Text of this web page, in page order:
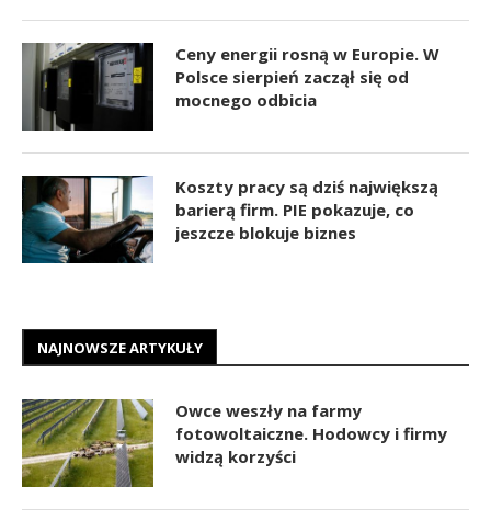
Ceny energii rosną w Europie. W
Polsce sierpień zaczął się od
mocnego odbicia
Koszty pracy są dziś największą
barierą firm. PIE pokazuje, co
jeszcze blokuje biznes
NAJNOWSZE ARTYKUŁY
Owce weszły na farmy
fotowoltaiczne. Hodowcy i firmy
widzą korzyści